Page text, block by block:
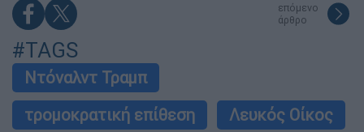
επόμενο
άρθρο
#TAGS
Ντόναλντ Τραμπ
τρομοκρατική επίθεση
Λευκός Οίκος